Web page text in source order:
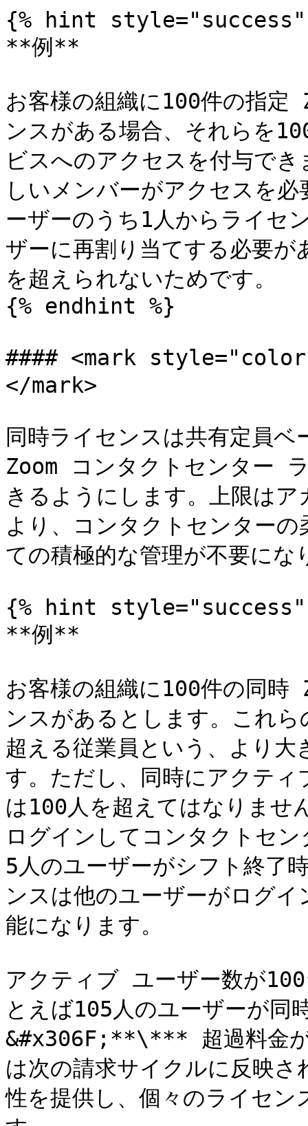
{% hint style="success"
**例**
お客様の組織に100件の指
ンスがある場合、それらを
ビスへのアクセスを付与で
しいメンバーがアクセスを
ーザーのうち1人からライセ
ザーに再割り当てする必要
を超えられないためです。
{% endhint %}
#### <mark
</mark>
同時ライセンスは共有定員
Zoom コンタクトセンター
きるようにします。上限は
より、コンタクトセンター
ての積極的な管理が不要にな
{% hint style="success"
**例**
お客様の組織に100件の同
ンスがあるとします。これ
超える従業員という、より
す。ただし、同時にアクテ
は100人を超えてはなりませ
ログインしてコンタクトセ
5人のユーザーがシフト終了
ンスは他のユーザーがログ
能になります。
アクティブ ユーザー数が
とえば105人のユーザーが同
&#x306F;**\*** 超過料金が
は次の請求サイクルに反映
性を提供し、個々のライセン